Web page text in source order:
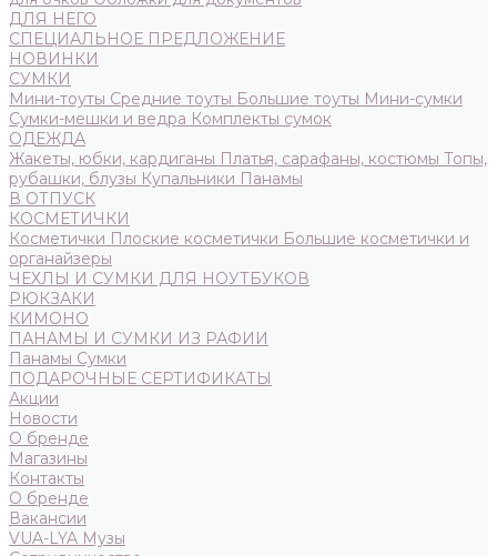
ДЛЯ НЕГО
СПЕЦИАЛЬНОЕ ПРЕДЛОЖЕНИЕ
НОВИНКИ
СУМКИ
Мини-тоуты Средние тоуты Большие тоуты Мини-сумки
Сумки-мешки и ведра Комплекты сумок
ОДЕЖДА
Жакеты, юбки, кардиганы Платья, сарафаны, костюмы Топы,
рубашки, блузы Купальники Панамы
В ОТПУСК
КОСМЕТИЧКИ
Косметички Плоские косметички Большие косметички и
органайзеры
ЧЕХЛЫ И СУМКИ ДЛЯ НОУТБУКОВ
РЮКЗАКИ
КИМОНО
ПАНАМЫ И СУМКИ ИЗ РАФИИ
Панамы Сумки
ПОДАРОЧНЫЕ СЕРТИФИКАТЫ
Акции
Новости
О бренде
Магазины
Контакты
О бренде
Вакансии
VUA-LYA Музы